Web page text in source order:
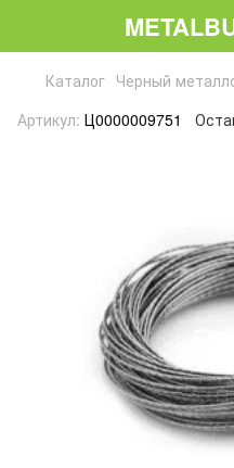
Каталог Черный
Артикул: Ц0000009751